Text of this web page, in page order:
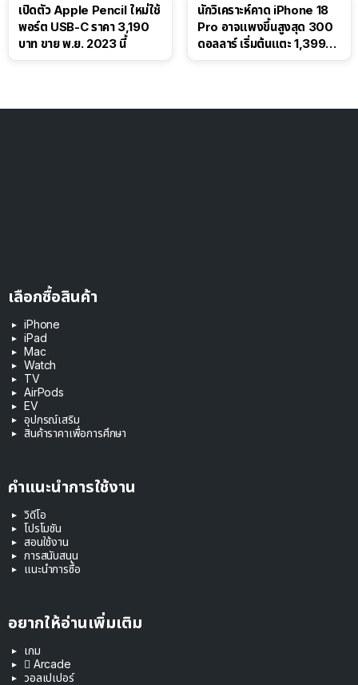
เปิดตัว Apple Pencil ใหม่ใช้
พอร์ต USB-C ราคา 3,190
บาท ขาย พ.ย. 2023 นี้
นักวิเคราะห์คาด iPhone 18
Pro อาจแพงขึ้นสูงสุด 300
ดอลลาร์ เริ่มต้นแตะ 1,399
เลือกซื้อสินค้า
iPhone
iPad
Mac
Watch
TV
AirPods
EV
อุปกรณ์เสริม
สินค้าราคาเพื่อการศึกษา
คำแนะนำการใช้งาน
วิดีโอ
โปรโมชัน
สอนใช้งาน
การสนับสนุน
แนะนำการซื้อ
อยากให้อ่านเพิ่มเติม
เกม
 Arcade
วอลเปเปอร์